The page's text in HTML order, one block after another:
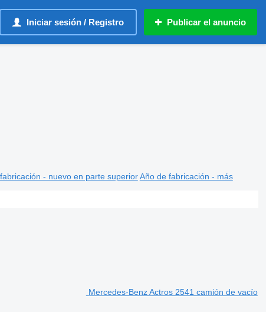
Iniciar sesión / Registro Publicar el anuncio
- nuevo en parte superior Año de fabricación - más
Mercedes-Benz Actros 2541 camión de vacío